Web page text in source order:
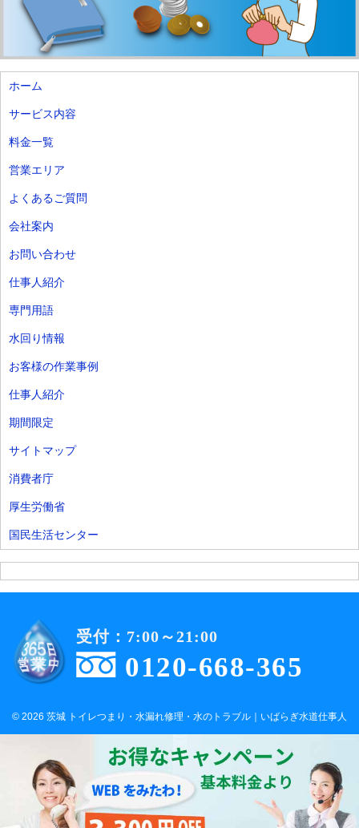
ホーム
サービス内容
料金一覧
営業エリア
よくあるご質問
会社案内
お問い合わせ
仕事人紹介
専門用語
水回り情報
お客様の作業事例
仕事人紹介
期間限定
サイトマップ
消費者庁
厚生労働省
国民生活センター
0120-668-365
受付：7:00～21:00
© 2026 茨城 トイレつまり・水漏れ修理・水のトラブル｜いばらぎ水道仕事人